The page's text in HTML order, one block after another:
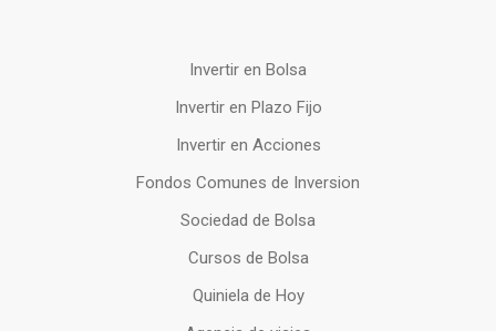
Invertir en Bolsa
Invertir en Plazo Fijo
Invertir en Acciones
Fondos Comunes de Inversion
Sociedad de Bolsa
Cursos de Bolsa
Quiniela de Hoy